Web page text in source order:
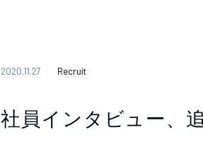
2020.11.27 Recruit
社員インタビュー、